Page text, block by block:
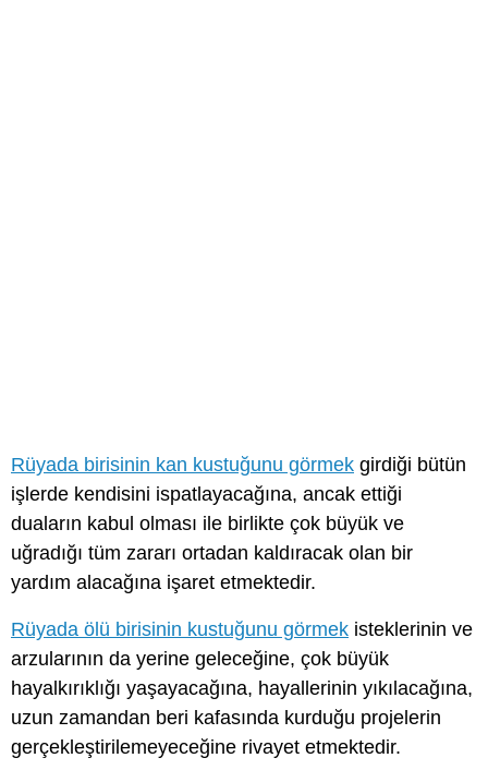
Rüyada birisinin kan kustuğunu görmek girdiği bütün
işlerde kendisini ispatlayacağına, ancak ettiği
duaların kabul olması ile birlikte çok büyük ve
uğradığı tüm zararı ortadan kaldıracak olan bir
yardım alacağına işaret etmektedir.
Rüyada ölü birisinin kustuğunu görmek isteklerinin ve
arzularının da yerine geleceğine, çok büyük
hayalkırıklığı yaşayacağına, hayallerinin yıkılacağına,
uzun zamandan beri kafasında kurduğu projelerin
gerçekleştirilemeyeceğine rivayet etmektedir.